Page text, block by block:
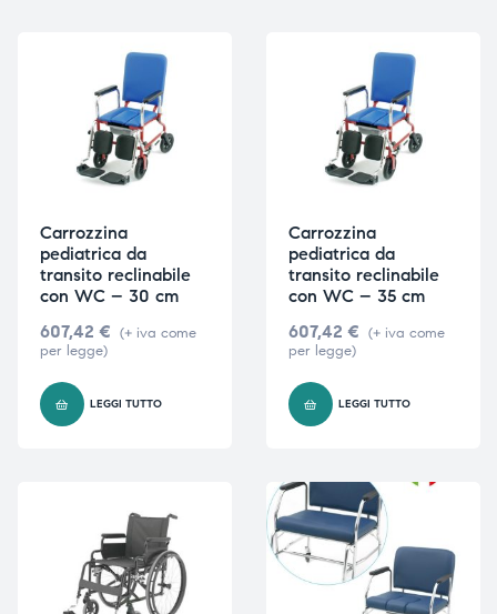
Carrozzina
pediatrica da
transito reclinabile
con WC – 30 cm
607,42 € (+ iva come
per legge)
LEGGI TUTTO
Carrozzina
pediatrica da
transito reclinabile
con WC – 35 cm
607,42 € (+ iva come
per legge)
LEGGI TUTTO